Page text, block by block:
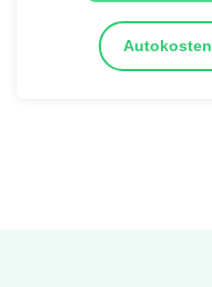
Autokosten